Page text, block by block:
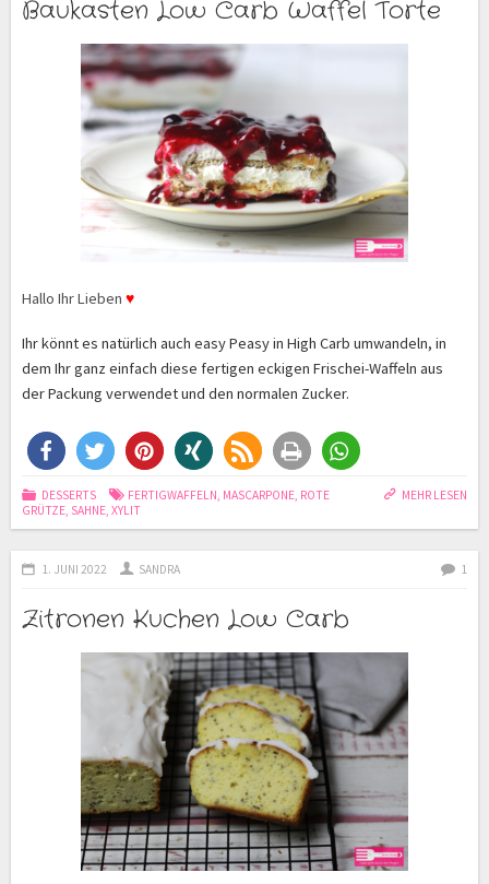
Baukasten Low Carb Waffel Torte
Hallo Ihr Lieben ♥
Ihr könnt es natürlich auch easy Peasy in High Carb umwandeln, in
dem Ihr ganz einfach diese fertigen eckigen Frischei-Waffeln aus
der Packung verwendet und den normalen Zucker.
MEHR LESEN
DESSERTS FERTIGWAFFELN, MASCARPONE, ROTE
GRÜTZE, SAHNE, XYLIT
1. JUNI 2022 SANDRA 1
Zitronen Kuchen Low Carb